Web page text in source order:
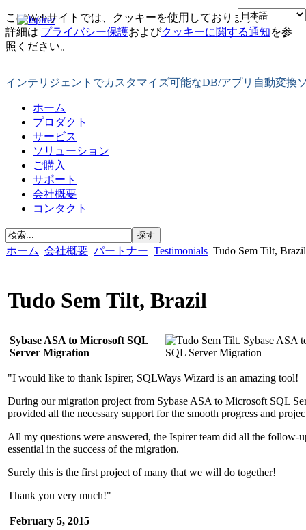
このWebサイトでは、クッキーを使用しております。
詳細は プライバシー保護およびクッキーに関する通知を参
照ください。
インテリジェントでカスタマイズ可能なDB/アプリ自動変換
ホーム
プロダクト
サービス
ソリューション
ご購入
サポート
会社概要
コンタクト
ホーム 会社概要 パートナー Testimonials Tudo Sem Tilt, Brazil
Tudo Sem Tilt, Brazil
Sybase ASA to Microsoft SQL
Server Migration
"I would like to thank Ispirer, SQLWays Wizard is an amazing tool!
During our migration project from Sybase ASA to Microsoft SQL
provided all the necessary support for the smooth progress and
All my questions were answered, the Ispirer team did all the follow-
essential in the success of the migration.
Surely this is the first project of many that we will do together!
Thank you very much!"
February 5, 2015